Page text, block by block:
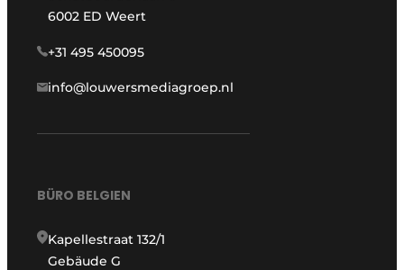
6002 ED Weert
+31 495 450095
info@louwersmediagroep.nl
BÜRO BELGIEN
Kapellestraat 132/1
Gebäude G